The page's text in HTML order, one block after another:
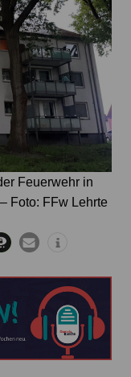
Feuerwehr in
Foto: FFw Lehrte